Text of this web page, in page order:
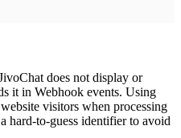
does not display or
it in Webhook events. Using
visitors when processing
hard-to-guess identifier to avoid